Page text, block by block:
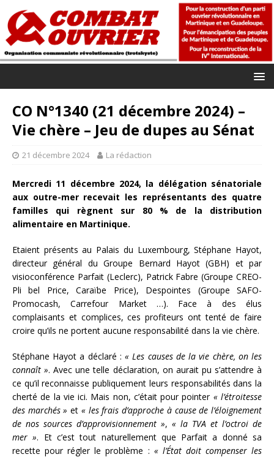
CO N°1340 (21 décembre 2024) –
Vie chère – Jeu de dupes au Sénat
21 décembre 2024 La rédaction
Mercredi 11 décembre 2024, la délégation sénatoriale
aux outre-mer recevait les représentants des quatre
familles qui règnent sur 80 % de la distribution
alimentaire en Martinique.
Etaient présents au Palais du Luxembourg, Stéphane Hayot,
directeur général du Groupe Bernard Hayot (GBH) et par
visioconférence Parfait (Leclerc), Patrick Fabre (Groupe CREO-
Pli bel Price, Caraïbe Price), Despointes (Groupe SAFO-
Promocash, Carrefour Market …). Face à des élus
complaisants et complices, ces profiteurs ont tenté de faire
croire qu’ils ne portent aucune responsabilité dans la vie chère.
Stéphane Hayot a déclaré :« Les causes de la vie chère, on les
connaît ». Avec une telle déclaration, on aurait pu s’attendre à
ce qu’il reconnaisse publiquement leurs responsabilités dans la
cherté de la vie ici. Mais non, c’était pour pointer « l’étroitesse
des marchés » et « les frais d’approche à cause de l’éloignement
de nos sources d’approvisionnement », « la TVA et l’octroi de
mer ». Et c’est tout naturellement que Parfait a donné sa
recette pour régler le problème : « l’État doit compenser les